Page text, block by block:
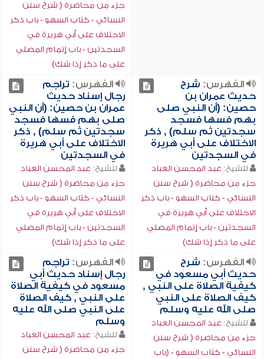
جزء من محاضرة ( شرح سنن
النسائي - كتاب السهو - باب ذكر
الاختلاف على أبي هريرة في
السجدتين - باب إتمام المصلي
على ما ذكر إذا شك)
الفهرس: شرح
حديث عمران بن
حصين: (أن النبي صلى
بهم فسها فسجد
سجدتين ثم سلم) , ذكر
الاختلاف على أبي هريرة
في السجدتين
للشيخ: عبد المحسن العباد
جزء من محاضرة ( شرح سنن
النسائي - كتاب السهو - باب ذكر
الاختلاف على أبي هريرة في
السجدتين - باب إتمام المصلي
على ما ذكر إذا شك)
الفهرس: تراجم
رجال إسناد حديث
عمران بن حصين: (أن النبي
صلى بهم فسها فسجد
سجدتين ثم سلم) , ذكر
الاختلاف على أبي هريرة
في السجدتين
للشيخ: عبد المحسن العباد
جزء من محاضرة ( شرح سنن
النسائي - كتاب السهو - باب ذكر
الاختلاف على أبي هريرة في
السجدتين - باب إتمام المصلي
على ما ذكر إذا شك)
الفهرس: شرح
حديث أبي مسعود في
كيفية الصلاة على النبي ,
كيف الصلاة على النبي
صلى الله عليه وسلم
للشيخ: عبد المحسن العباد
جزء من محاضرة ( شرح سنن
النسائي - كتاب السهو - (باب
الفهرس: تراجم
رجال إسناد حديث أبي
مسعود في كيفية الصلاة
على النبي , كيف الصلاة
على النبي صلى الله عليه
وسلم
للشيخ: عبد المحسن العباد
جزء من محاضرة ( شرح سنن